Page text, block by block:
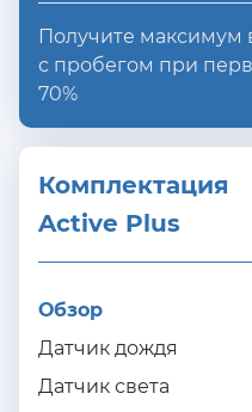
Получите максимум
с пробегом при
70%
Комплектация
Active Plus
Обзор
Датчик дождя
Датчик света